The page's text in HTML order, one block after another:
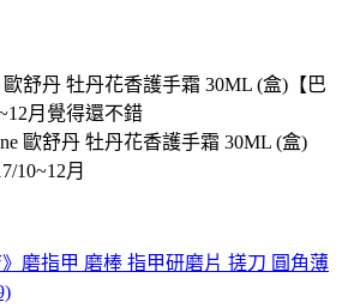
舒丹 牡丹花香護手霜 30ML (盒)【巴
月覺得還不錯
歐舒丹 牡丹花香護手霜 30ML (盒)
10~12月
磨指甲 磨棒 指甲研磨片 搓刀 圓角薄